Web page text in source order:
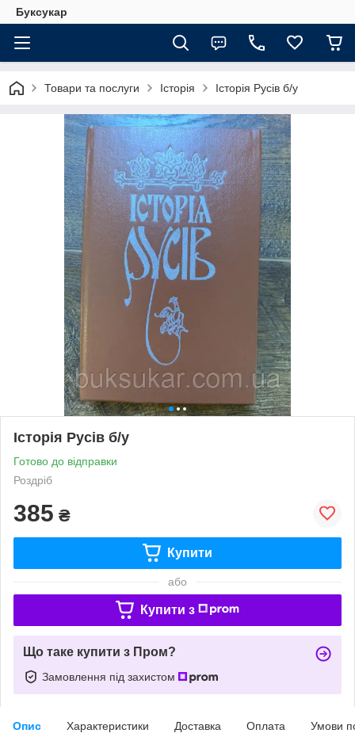
Буксукар
Товари та послуги Історія Історія Русів б/у
Історія Русів б/у
Готово до відправки
Роздріб
385 ₴
Купити
або
Купити з
Що таке купити з Пром?
Замовлення під захистом
Опис Характеристики Доставка Оплата Умови